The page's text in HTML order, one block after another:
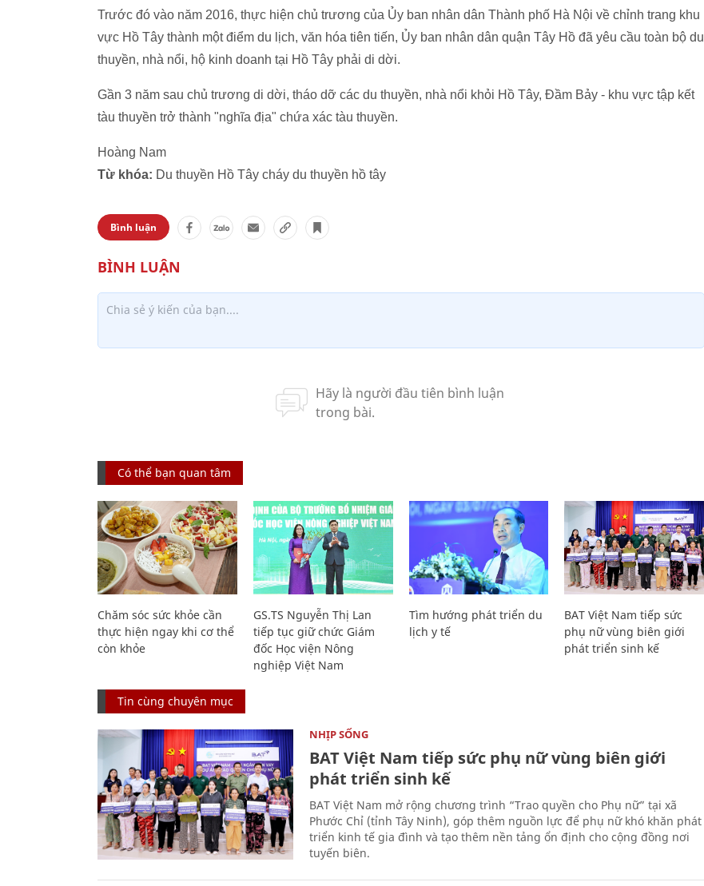
Trước đó vào năm 2016, thực hiện chủ trương của Ủy ban nhân dân Thành phố Hà Nội về chỉnh trang khu
vực Hồ Tây thành một điểm du lịch, văn hóa tiên tiến, Ủy ban nhân dân quận Tây Hồ đã yêu cầu toàn bộ du
thuyền, nhà nổi, hộ kinh doanh tại Hồ Tây phải di dời.
Gần 3 năm sau chủ trương di dời, tháo dỡ các du thuyền, nhà nổi khỏi Hồ Tây, Đầm Bảy - khu vực tập kết
tàu thuyền trở thành "nghĩa địa" chứa xác tàu thuyền.
Hoàng Nam
Từ khóa: Du thuyền Hồ Tây cháy du thuyền hồ tây
Bình luận
Có thể bạn quan tâm
Chăm sóc sức khỏe cần
thực hiện ngay khi cơ thể
còn khỏe
GS.TS Nguyễn Thị Lan
tiếp tục giữ chức Giám
đốc Học viện Nông
nghiệp Việt Nam
Tìm hướng phát triển du
lịch y tế
BAT Việt Nam tiếp sức
phụ nữ vùng biên giới
phát triển sinh kế
Tin cùng chuyên mục
NHỊP SỐNG
BAT Việt Nam tiếp sức phụ nữ vùng biên giới
phát triển sinh kế
BAT Việt Nam mở rộng chương trình “Trao quyền cho Phụ nữ” tại xã
Phước Chỉ (tỉnh Tây Ninh), góp thêm nguồn lực để phụ nữ khó khăn phát
triển kinh tế gia đình và tạo thêm nền tảng ổn định cho cộng đồng nơi
tuyến biên.